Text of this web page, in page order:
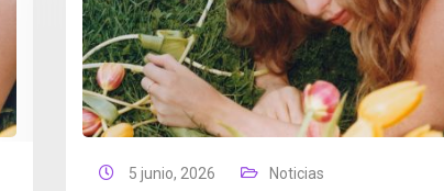
5 junio, 2026 Noticias